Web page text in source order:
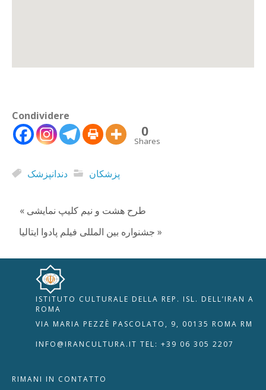
Condividere
0
Shares
دندانپزشک پزشکان
« طرح هشت و نیم کلیپ نمایشی
جشنواره بین المللی فیلم پادوا ایتالیا »
ISTITUTO CULTURALE DELLA REP. ISL. DELL’IRAN A
ROMA
VIA MARIA PEZZÈ PASCOLATO, 9, 00135 ROMA RM
INFO@IRANCULTURA.IT TEL: +39 06 305 2207
RIMANI IN CONTATTO
RIPRISTINA 🇮🇹 🇬🇧